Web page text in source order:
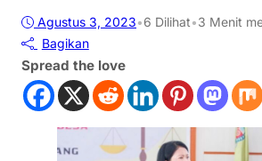
Agustus 3, 2023•6 Dilihat•3 Menit
Bagikan
Spread the love